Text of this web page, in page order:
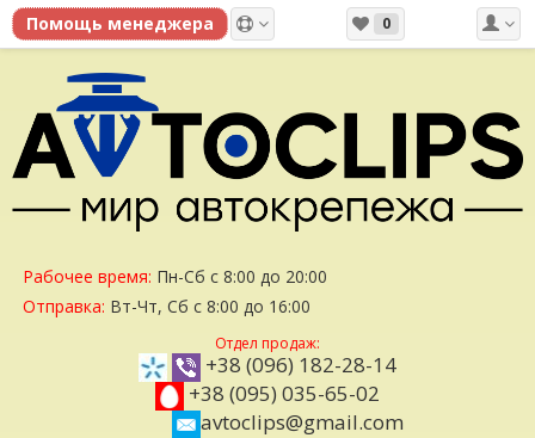
0
Рабочее время: Пн-Сб с 8:00 до 20:00
Отправка: Вт-Чт, Сб с 8:00 до 16:00
Отдел продаж:
+38 (096) 182-28-14
+38 (095) 035-65-02
avtoclips@gmail.com